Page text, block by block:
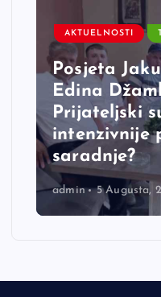
AKTUELNOSTI
Posjeta
Edina
Prijateljski
intenzivnije
saradnje?
admin 5 Augusta,